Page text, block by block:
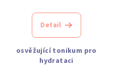
Detail
osvěžující tonikum pro
hydrataci